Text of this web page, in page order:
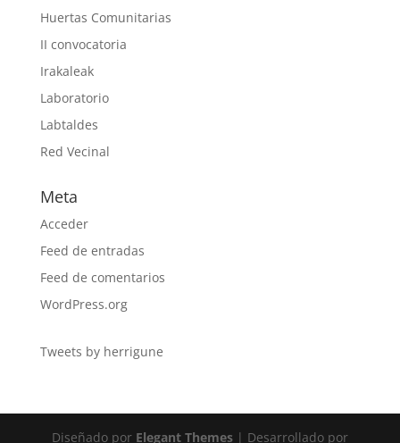
Huertas Comunitarias
II convocatoria
Irakaleak
Laboratorio
Labtaldes
Red Vecinal
Meta
Acceder
Feed de entradas
Feed de comentarios
WordPress.org
Tweets by herrigune
Diseñado por Elegant Themes| Desarrollado por